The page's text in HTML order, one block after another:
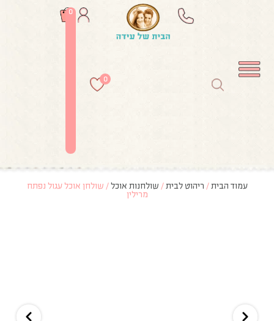
0
0
עמוד הבית/ ריהוט לבית/ שולחנות אוכל/ שולחן אוכל עגול נפתח
מרילין